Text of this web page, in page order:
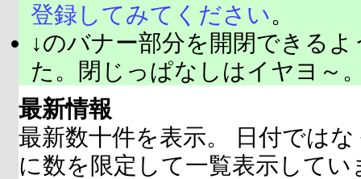
登録してみてください。
↓のバナー部分を開閉できる
た。閉じっぱなしはイヤヨ～
最新情報
最新数十件を表示。 日付では
に数を限定して一覧表示してい